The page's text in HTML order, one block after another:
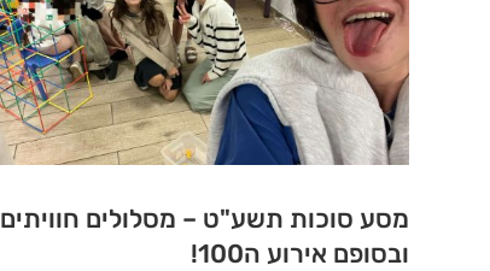
מסע סוכות תשע"ט – מסלולים חוויתים
ובסופם אירוע ה100!